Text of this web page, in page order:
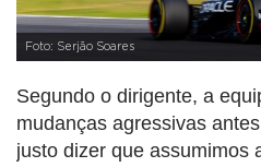
Foto: Serjão Soares
Segundo o dirigente, a
mudanças agressivas
justo dizer que assumimos